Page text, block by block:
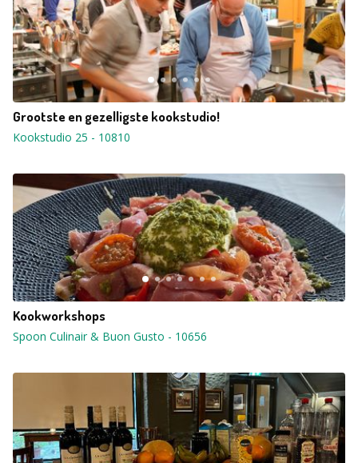
Grootste en gezelligste kookstudio!
Kookstudio 25 - 10810
Kookworkshops
Spoon Culinair & Buon Gusto - 10656